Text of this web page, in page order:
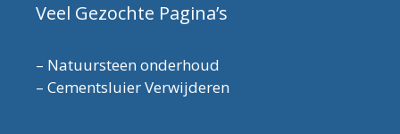
Veel Gezochte Pagina’s
– Natuursteen onderhoud
– Cementsluier Verwijderen